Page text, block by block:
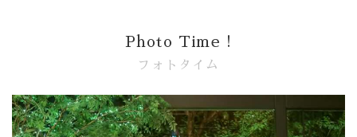
Photo Time !
フォトタイム